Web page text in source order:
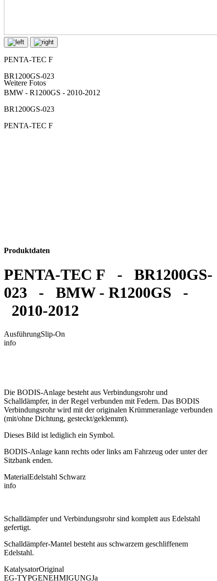
PENTA-TEC F
BR1200GS-023
BMW - R1200GS - 2010-2012
BR1200GS-023
PENTA-TEC F
Weitere Fotos
Produktdaten
PENTA-TEC F - BR1200GS-
023 - BMW - R1200GS -
2010-2012
AusführungSlip-On
info
Die BODIS-Anlage besteht aus Verbindungsrohr und
Schalldämpfer, in der Regel verbunden mit Federn. Das BODIS
Verbindungsrohr wird mit der originalen Krümmeranlage verbunden
(mit/ohne Dichtung, gesteckt/geklemmt).
Dieses Bild ist lediglich ein Symbol.
BODIS-Anlage kann rechts oder links am Fahrzeug oder unter der
Sitzbank enden.
MaterialEdelstahl Schwarz
info
Schalldämpfer und Verbindungsrohr sind komplett aus Edelstahl
gefertigt.
Schalldämpfer-Mantel besteht aus schwarzem geschliffenem
Edelstahl.
KatalysatorOriginal
EG-TYPGENEHMIGUNGJa